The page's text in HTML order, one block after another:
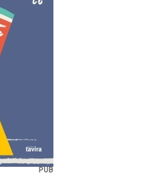
PUB